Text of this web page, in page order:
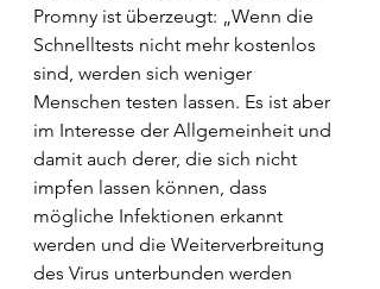
Promny ist überzeugt: „Wenn die
Schnelltests nicht mehr kostenlos
sind, werden sich weniger
Menschen testen lassen. Es ist aber
im Interesse der Allgemeinheit und
damit auch derer, die sich nicht
impfen lassen können, dass
mögliche Infektionen erkannt
werden und die Weiterverbreitung
des Virus unterbunden werden